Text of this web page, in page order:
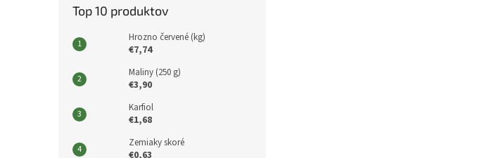
Top 10 produktov
Hrozno červené (kg)
€7,74
Maliny (250 g)
€3,90
Karfiol
€1,68
Zemiaky skoré
€0,63